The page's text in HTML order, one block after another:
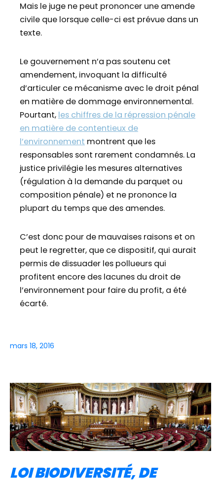
Mais le juge ne peut prononcer une amende
civile que lorsque celle-ci est prévue dans un
texte.
Le gouvernement n’a pas soutenu cet
amendement, invoquant la difficulté
d’articuler ce mécanisme avec le droit pénal
en matière de dommage environnemental.
Pourtant, les chiffres de la répression pénale
en matière de contentieux de
l’environnement montrent que les
responsables sont rarement condamnés. La
justice privilégie les mesures alternatives
(régulation à la demande du parquet ou
composition pénale) et ne prononce la
plupart du temps que des amendes.
C’est donc pour de mauvaises raisons et on
peut le regretter, que ce dispositif, qui aurait
permis de dissuader les pollueurs qui
profitent encore des lacunes du droit de
l’environnement pour faire du profit, a été
écarté.
mars 18, 2016
LOI BIODIVERSITÉ, DE